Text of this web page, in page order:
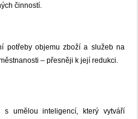
činností.
potřeby objemu zboží a služeb na
– přesněji k její redukci.
s umělou inteligencí, který vytváří